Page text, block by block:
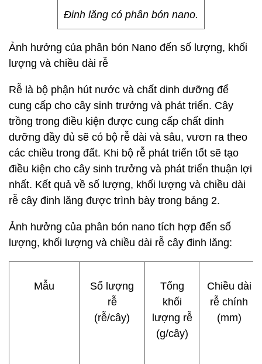
Đinh lăng có phân bón nano.
Ảnh hưởng của phân bón Nano đến số lượng, khối
lượng và chiều dài rễ
Rễ là bộ phận hút nước và chất dinh dưỡng để
cung cấp cho cây sinh trưởng và phát triển. Cây
trồng trong điều kiện được cung cấp chất dinh
dưỡng đầy đủ sẽ có bộ rễ dài và sâu, vươn ra theo
các chiều trong đất. Khi bộ rễ phát triển tốt sẽ tạo
điều kiện cho cây sinh trưởng và phát triển thuận lợi
nhất. Kết quả về số lượng, khối lượng và chiều dài
rễ cây đinh lăng được trình bày trong bảng 2.
Ảnh hưởng của phân bón nano tích hợp đến số
lượng, khối lượng và chiều dài rễ cây đinh lăng:
Mẫu
Số lượng
rễ
(rễ/cây)
Tổng
khối
lượng rễ
(g/cây)
Chiều dài
rễ chính
(mm)